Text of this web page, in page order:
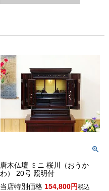
唐木仏壇 ミニ 桜川（おうか
わ） 20号 照明付
当店特別価格 154,800 税込